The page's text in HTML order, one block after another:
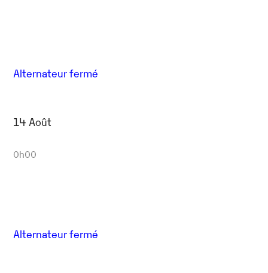
Alternateur fermé
14 Août
0h00
Alternateur fermé